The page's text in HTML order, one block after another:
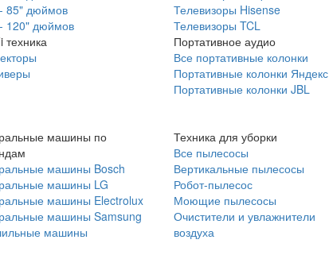
85" дюймов
120" дюймов
техника
Телевизоры Hisense
Телевизоры TCL
Портативное аудио
Все портативные колонки
Портативные колонки Яндекс
Портативные колонки JBL
машины по
машины Bosch
машины LG
машины Electrolux
машины Samsung
машины
Техника для уборки
Все пылесосы
Вертикальные пылесосы
Робот-пылесос
Моющие пылесосы
Очистители и увлажнители
воздуха